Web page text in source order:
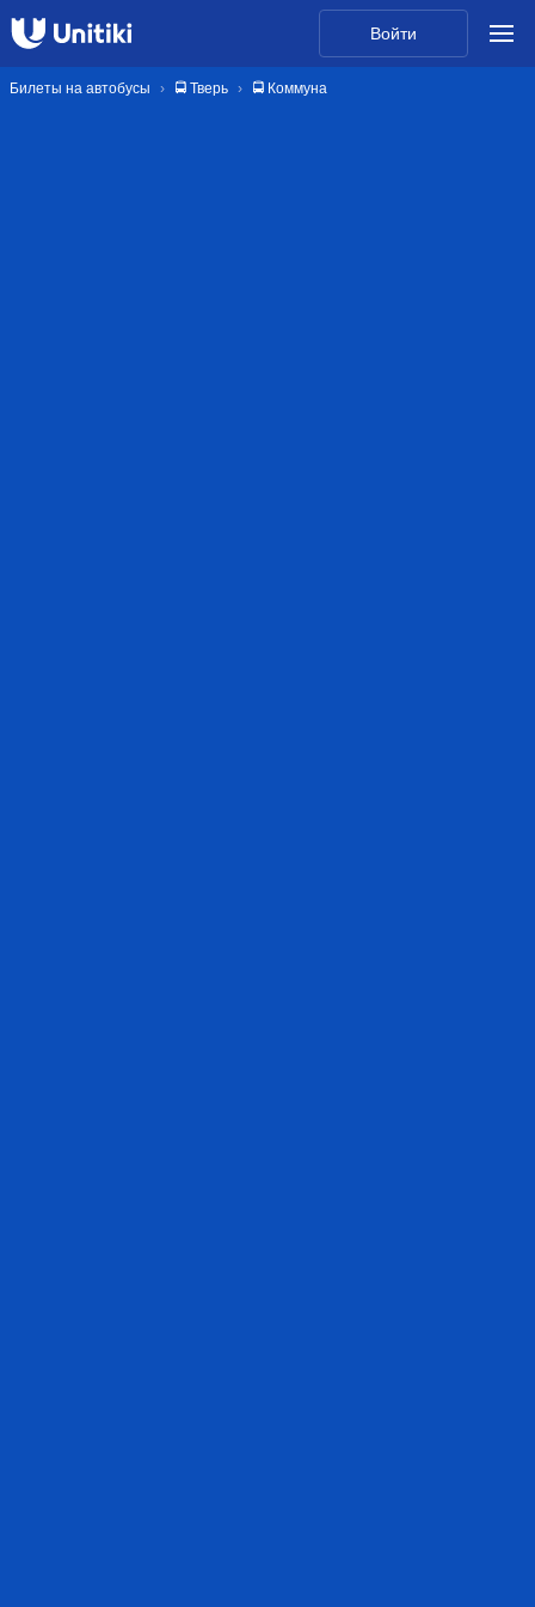
Войти
Билеты на автобусы 🚍 Тверь 🚍 Коммуна